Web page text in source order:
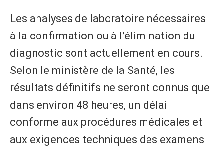
Les analyses de laboratoire nécessaires
à la confirmation ou à l’élimination du
diagnostic sont actuellement en cours.
Selon le ministère de la Santé, les
résultats définitifs ne seront connus que
dans environ 48 heures, un délai
conforme aux procédures médicales et
aux exigences techniques des examens